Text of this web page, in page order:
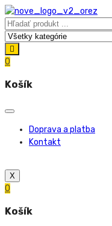
0
Košík
Doprava a platba
Kontakt
X
0
Košík